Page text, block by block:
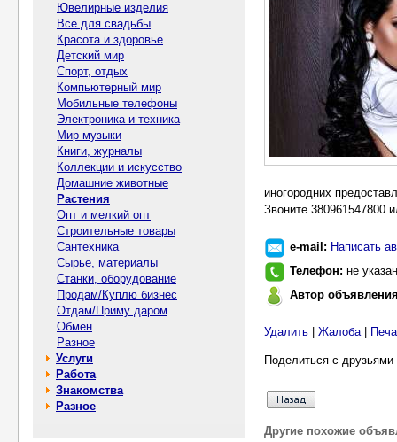
Ювелирные изделия
Все для свадьбы
Красота и здоровье
Детский мир
Спорт, отдых
Компьютерный мир
Мобильные телефоны
Электроника и техника
Мир музыки
Книги, журналы
Коллекции и искусство
Домашние животные
Растения
Опт и мелкий опт
Строительные товары
Сантехника
Сырье, материалы
Станки, оборудование
Продам/Куплю бизнес
Отдам/Приму даром
Обмен
Разное
Услуги
Работа
Знакомства
Разное
иногородних
Звоните 380961547800
e-mail: Написать
Телефон: не указан
Автор
Удалить Жалоба|
Поделиться с
Другие похожие